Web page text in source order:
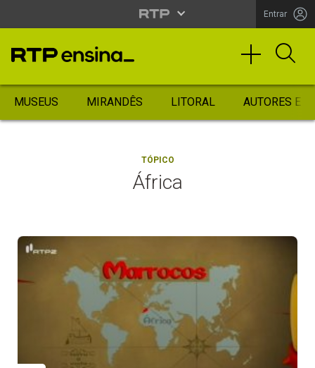
Entrar
MUSEUS MIRANDÊS LITORAL AUTORES
TÓPICO
África